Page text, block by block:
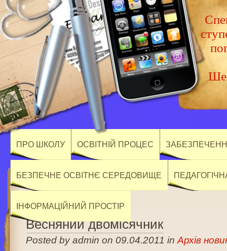
ПРО ШКОЛУ ОСВІТНІЙ ПРОЦЕС
БЕЗПЕЧНЕ ОСВІТНЄ СЕРЕДОВИЩЕ
ІНФОРМАЦІЙНИЙ ПРОСТІР
Весняний двомісячник
Posted by admin on 09.04.2011 inАрхів